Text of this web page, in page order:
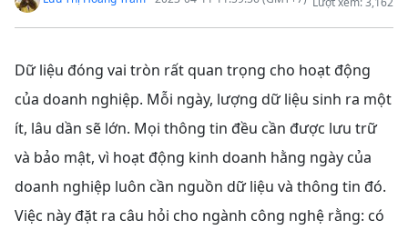
Dữ liệu đóng vai tròn rất quan trọng cho hoạt động
của doanh nghiệp. Mỗi ngày, lượng dữ liệu sinh ra một
ít, lâu dần sẽ lớn. Mọi thông tin đều cần được lưu trữ
và bảo mật, vì hoạt động kinh doanh hằng ngày của
doanh nghiệp luôn cần nguồn dữ liệu và thông tin đó.
Việc này đặt ra câu hỏi cho ngành công nghệ rằng: có